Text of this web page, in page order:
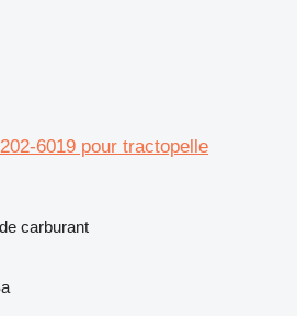
6019 pour tractopelle
carburant